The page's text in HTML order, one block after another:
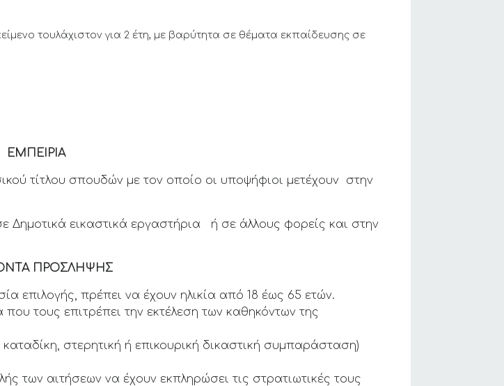
τουλάχιστον για 2 έτη, με βαρύτητα σε θέματα εκπαίδευσης σε
ΕΜΠΕΙΡΙΑ
τίτλου σπουδών με τον οποίο οι υποψήφιοι μετέχουν στην
Δημοτικά εικαστικά εργαστήρια ή σε άλλους φορείς και στην
ΠΡΟΣΛΗΨΗΣ
επιλογής, πρέπει να έχουν ηλικία από 18 έως 65 ετών.
τους επιτρέπει την εκτέλεση των καθηκόντων της
στερητική ή επικουρική δικαστική συμπαράσταση)
των αιτήσεων να έχουν εκπληρώσει τις στρατιωτικές τους